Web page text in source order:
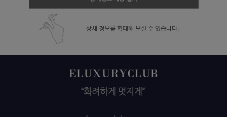
상세 정보를 확대해 보실 수 있습니다.